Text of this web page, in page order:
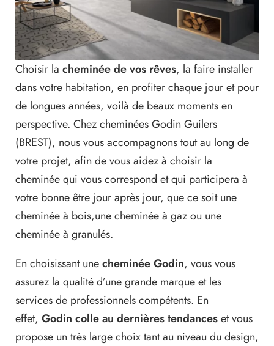
Choisir la cheminée de vos rêves, la faire installer
dans votre habitation, en profiter chaque jour et pour
de longues années, voilà de beaux moments en
perspective. Chez cheminées Godin Guilers
(BREST), nous vous accompagnons tout au long de
votre projet, afin de vous aidez à choisir la
cheminée qui vous correspond et qui participera à
votre bonne être jour après jour, que ce soit une
cheminée à bois,une cheminée à gaz ou une
cheminée à granulés.
En choisissant unecheminée Godin, vous vous
assurez la qualité d’une grande marque et les
services de professionnels compétents. En
effet, Godin colle au dernières tendanceset vous
propose un très large choix tant au niveau du design,